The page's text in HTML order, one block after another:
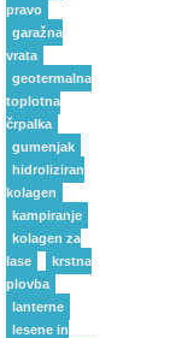
pravo
garažna
vrata
geotermalna
toplotna
črpalka
gumenjak
hidroliziran
kolagen
kampiranje
kolagen za
lase
krstna
plovba
lanterne
lesene in